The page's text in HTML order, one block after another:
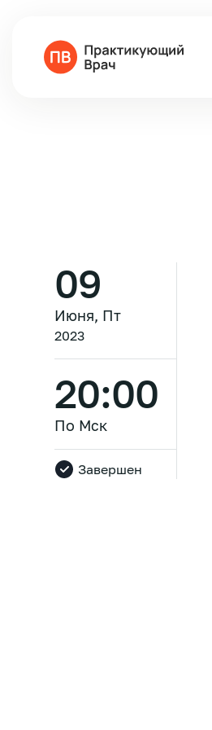
09
Июня, Пт
2023
20:00
По Мск
Завершен